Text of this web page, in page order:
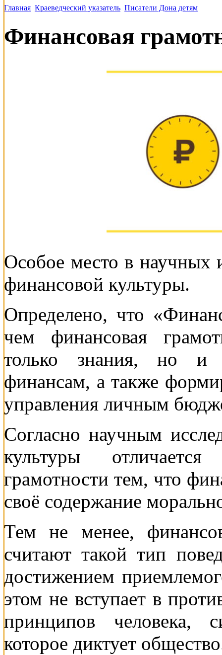
Главная Краеведческий указатель Писатели Дона детям
Финансовая
Особое место в научных
финансовой культуры.
Определено, что
чем финансовая
только знания, но и
финансам, а также
управления личным
Согласно научным
культуры
грамотности тем, что
своё содержание
Тем не менее,
считают такой тип
достижением
этом не вступает в
принципов человека,
которое диктует